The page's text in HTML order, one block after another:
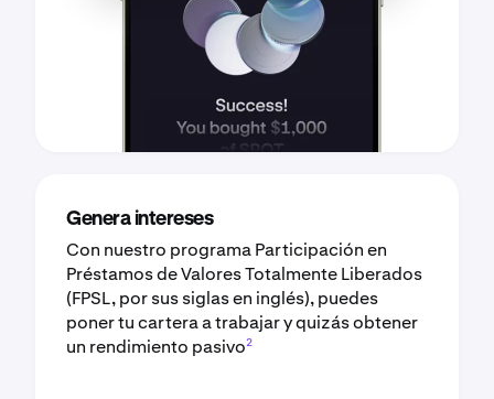
Genera intereses
Con nuestro programa Participación en
Préstamos de Valores Totalmente Liberados
(FPSL, por sus siglas en inglés), puedes
poner tu cartera a trabajar y quizás obtener
un rendimiento pasivo2